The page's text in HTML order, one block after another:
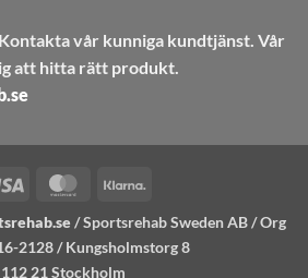
vår kunniga kundtjänst. Vår
att hitta rätt produkt.
Visa MasterCard
/ Sportsrehab Sweden AB / Org
2128 / Kungsholmstorg 8
112 21 Stockholm